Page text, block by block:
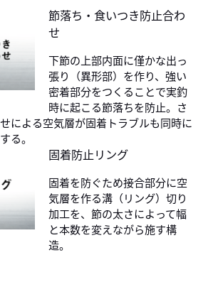
節落ち・食いつき防止合わ
せ
下節の上部内面に僅かな出っ
張り（異形部）を作り、強い
密着部分をつくることで実釣
時に起こる節落ちを防止。さ
による空気層が固着トラブルも同時に
る。
固着防止リング
固着を防ぐため接合部分に空
気層を作る溝（リング）切り
加工を、節の太さによって幅
と本数を変えながら施す構
造。